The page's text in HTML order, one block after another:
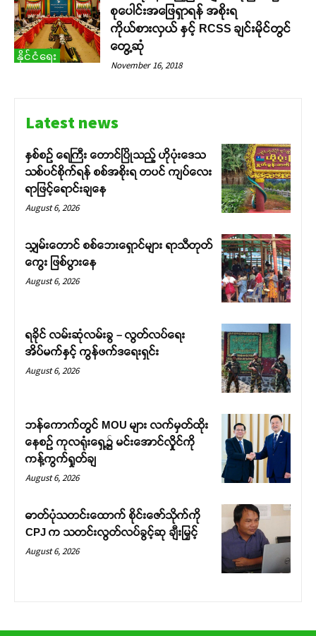
နိုင်ငံရေး
စုပေါင်းအဖြေရှာရန် အစိုးရ
ကိုယ်စားလှယ် နှင့် RCSS ချင်းမိုင်တွင်
တွေ့ဆုံ
November 16, 2018
Latest news
နှစ်စဉ် ရေကြီး တောင်ပြိုသည့် ဟိုပုံးဒေသ
သစ်ပင်စိုက်ရန် စစ်အစိုးရ တပင် ကျပ်လေး
ရာဖြင့်ရောင်းချနေ
August 6, 2026
သျှမ်းတောင် စစ်ဘေးရှောင်များ ရာသီတုတ်
ကွေး ဖြစ်ပွားနေ
August 6, 2026
ရခိုင် လမ်းဆုံလမ်းခွ – လွတ်လပ်ရေး
အိပ်မက်နှင့် ကွန်ဖက်ဒရေးရှင်း
August 6, 2026
ဘန်ကောက်တွင် MOU များ လက်မှတ်ထိုး
နေစဉ် ကုလရုံးရှေ့၌ မင်းအောင်လှိုင်ကို
ကန့်ကွက်ရှုတ်ချ
August 6, 2026
ဓာတ်ပုံသတင်းထောက် စိုင်းဇော်သိုက်ကို
CPJ က သတင်းလွတ်လပ်ခွင့်ဆု ချီးမြှင့်
August 6, 2026